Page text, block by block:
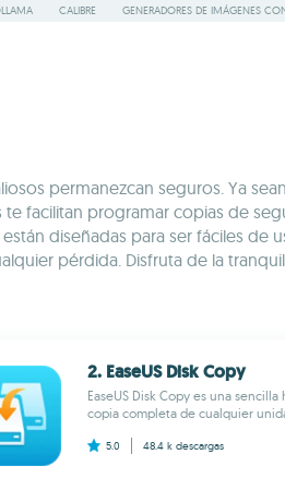
CALIBRE GENERADORES DE IMÁGENES
permanezcan seguros. Ya
facilitan programar copias de
diseñadas para ser fáciles de
pérdida. Disfruta de la
2. EaseUS Disk Copy
EaseUS Disk Copy es una
copia completa de cualquier
5.0 48.4 k descargas